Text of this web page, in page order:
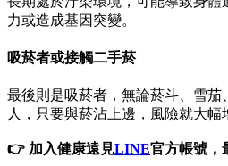
力或造成基因突變。
吸菸者或接觸二手菸
最後則是吸菸者，無論菸斗、雪茄
人，只要與菸沾上邊，風險就大幅
👉 加入健康遠見LINE官方帳號，